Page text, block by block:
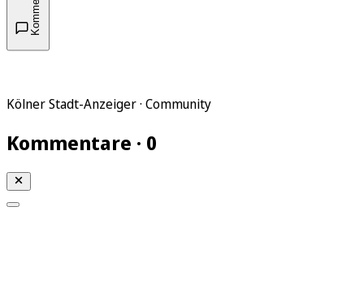
Kölner Stadt-Anzeiger · Community
Kommentare · 0